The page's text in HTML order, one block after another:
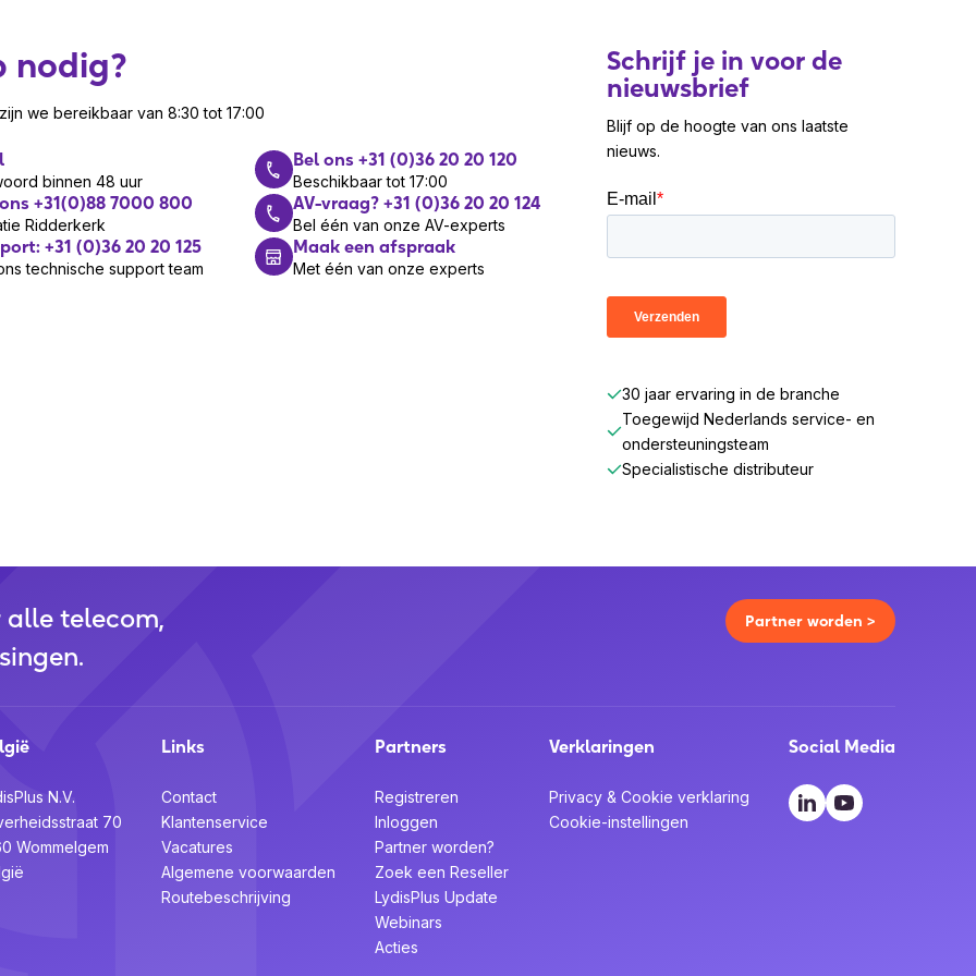
Pad)
Hz – 20.000 Hz
technologie
20 uur (gesprekstijd)
draadloos opladen (SKU-
(2 apparaten gelijktijdig, tot 8
technologie
Zoom, Google Meet, Cisco,
Sound+ en Jabra Xpress
2 jaar fabrieksgarantie
en gebruiksgemak. Met
en altijd verbonden.
en word reseller van een van
nodig?
we bereikbaar van 8:30 tot 17:00
binnen 48 uur
Bel ons +31 (0)36 20 20 120
Beschikbaar tot 17:00
+31(0)88 7000 800
Ridderkerk
AV-vraag? +31 (0)36 20 20 124
Bel één van onze AV-experts
+31 (0)36 20 20 125
technische support team
Maak een afspraak
Met één van onze experts
Schrijf je in voor de
nieuwsbrief
Blijf op de hoogte van ons laatste
nieuws.
30 jaar ervaring in de branche
Toegewijd Nederlands service- en
ondersteuningsteam
Specialistische distributeur
telecom,
Partner worden >
N.V.
70
Wommelgem
Links
Contact
Klantenservice
Vacatures
Algemene voorwaarden
Routebeschrijving
Partners
Registreren
Inloggen
Partner worden?
Zoek een Reseller
LydisPlus Update
Webinars
Acties
Verklaringen
Privacy & Cookie verklaring
Cookie-instellingen
Social Media